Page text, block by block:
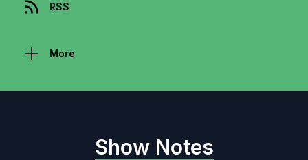
RSS
More
Show Notes